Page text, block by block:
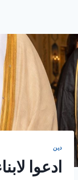
دين
ادعوا